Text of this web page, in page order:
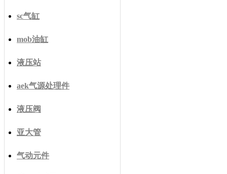
sc气缸
mob油缸
液压站
aek气源处理件
液压阀
亚大管
气动元件